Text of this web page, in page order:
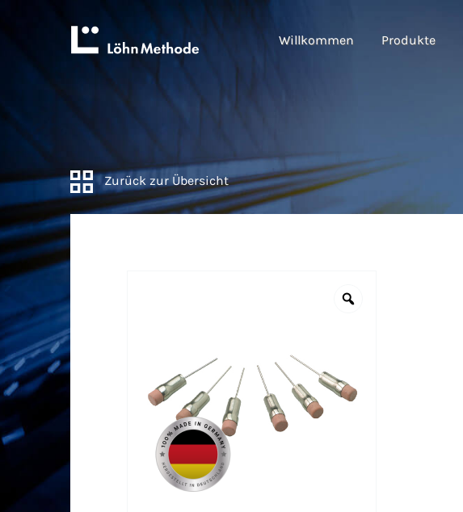
Willkommen Produkte
Zurück zur Übersicht